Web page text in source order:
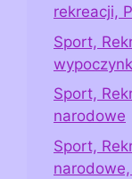
rekreacji,
Sport,
Sport,
narodowe
Sport,